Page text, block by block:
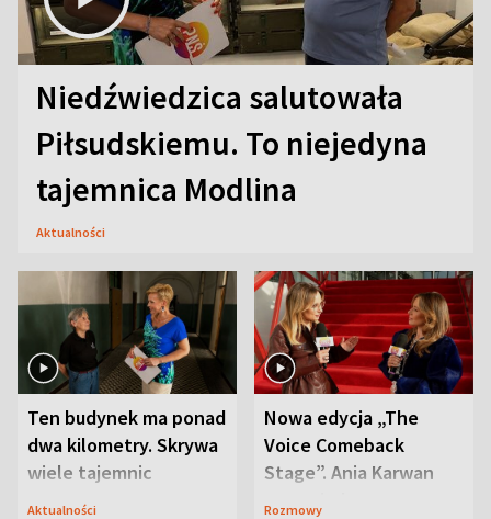
Niedźwiedzica salutowała
Piłsudskiemu. To niejedyna
tajemnica Modlina
Aktualności
Ten budynek ma ponad
dwa kilometry. Skrywa
wiele tajemnic
Aktualności
Nowa edycja „The
Voice Comeback
Stage”. Ania Karwan
zapowiada
Rozmowy